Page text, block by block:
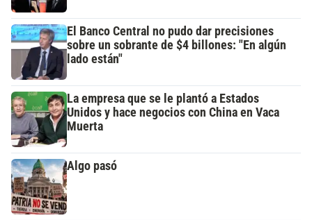
El Banco Central no pudo dar precisiones
sobre un sobrante de $4 billones: "En algún
lado están"
La empresa que se le plantó a Estados
Unidos y hace negocios con China en Vaca
Muerta
Algo pasó